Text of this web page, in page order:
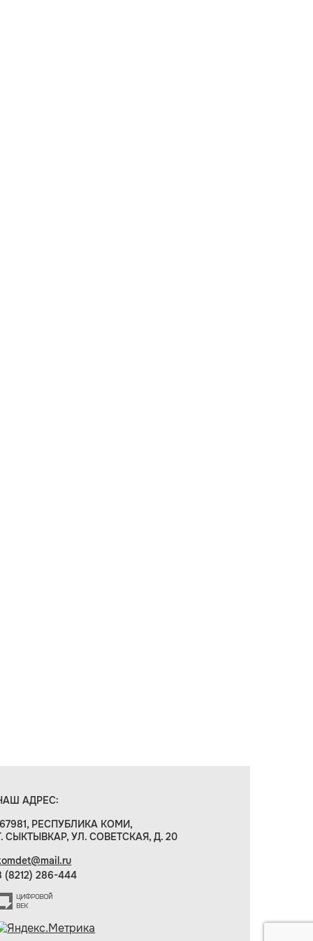
АДРЕС:
РЕСПУБЛИКА КОМИ,
СЫКТЫВКАР, УЛ. СОВЕТСКАЯ, Д. 20
(8212) 286-444